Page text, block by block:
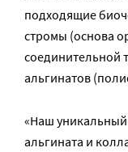
подходящие
стромы (основа
соединительной
альгинатов
«Наш
альгината и